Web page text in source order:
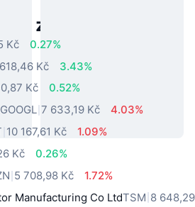
z reálného světa
Kč
0.27%
Kč
3.43%
Kč
0.52%
GOOGL 7 633,19 Kč
4.03%
10 167,61 Kč
1.09%
Kč
0.26%
5 708,98 Kč
1.72%
Manufacturing Co LtdTSM 8